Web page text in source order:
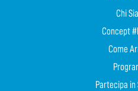
Chi
Concept
Come
Partecipa in